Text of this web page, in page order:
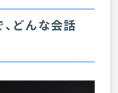
どんな会話